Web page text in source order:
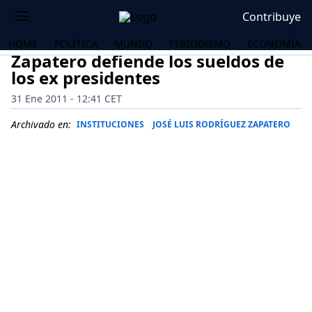
Contribuye
HOME POLÍTICA MUNDO PERIODISMO ECONOMÍA
Zapatero defiende los sueldos de
los ex presidentes
31 Ene 2011 - 12:41 CET
Archivado en: INSTITUCIONES JOSÉ LUIS RODRÍGUEZ ZAPATERO